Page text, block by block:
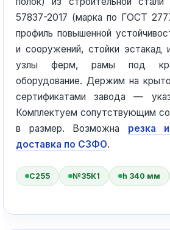
57837-2017 (марка по ГОСТ
профиль повышенной
и сооружений, стойки эстакад
узлы ферм, рамы под
оборудование. Держим на
сертификатами завода —
Комплектуем сопутствующим
в размер. Возможна резка
доставка по СЗФО.
С255 №35К1 h 340 мм